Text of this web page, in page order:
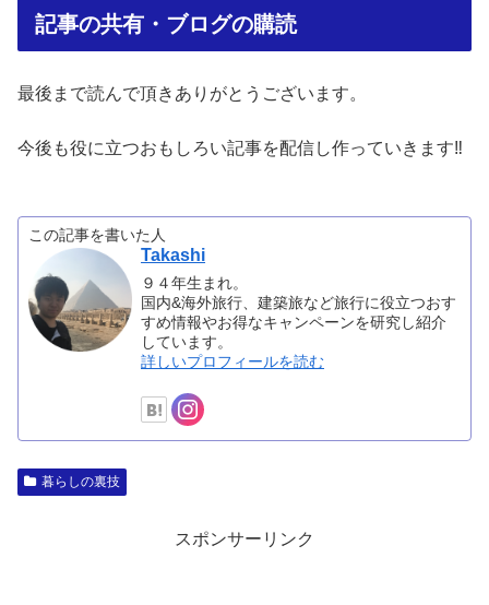
記事の共有・ブログの購読
最後まで読んで頂きありがとうございます。
今後も役に立つおもしろい記事を配信し作っていきます‼︎
この記事を書いた人
Takashi
９４年生まれ。
国内&海外旅行、建築旅など旅行に役立つおす
すめ情報やお得なキャンペーンを研究し紹介
しています。
詳しいプロフィールを読む
暮らしの裏技
スポンサーリンク